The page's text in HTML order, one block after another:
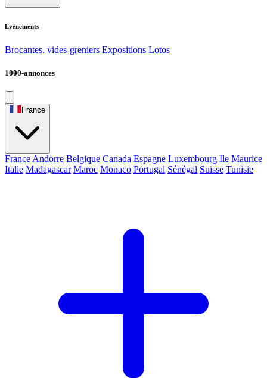
Evènements
Brocantes, vides-greniers Expositions Lotos
1000-annonces
France
France Andorre Belgique Canada Espagne Luxembourg Ile Maurice
Italie Madagascar Maroc Monaco Portugal Sénégal Suisse Tunisie